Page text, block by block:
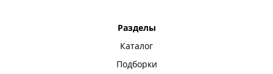
Разделы
Каталог
Подборки